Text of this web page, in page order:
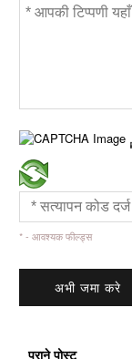
* - आवश्यक फील्ड्स
पुराने पोस्ट